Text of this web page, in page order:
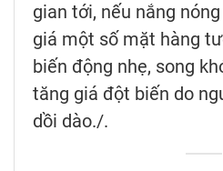
gian tới, nếu nắng
giá một số mặt hàng
biến động nhẹ, song
tăng giá đột biến do
dồi dào./.